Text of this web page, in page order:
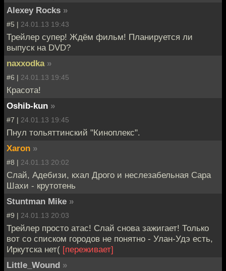
Alexey Rocks »
#5 | 24.01.13 19:43
Трейлер супер! Ждём фильм! Планируется ли
выпуск на DVD?
naxxodka »
#6 | 24.01.13 19:45
Красота!
Oshib-kun »
#7 | 24.01.13 19:45
Пнул тольяттинский "Киноплекс".
Xaron »
#8 | 24.01.13 20:02
Слай, Адебизи, кхал Дрого и неслезабельная Сара
Шахи - крутотень
Stuntman Mike »
#9 | 24.01.13 20:03
Трейлер просто атас! Слай снова зажигает! Только
вот со списком городов не понятно - Улан-Удэ есть,
Иркутска нет( [переживает]
Little_Wound »